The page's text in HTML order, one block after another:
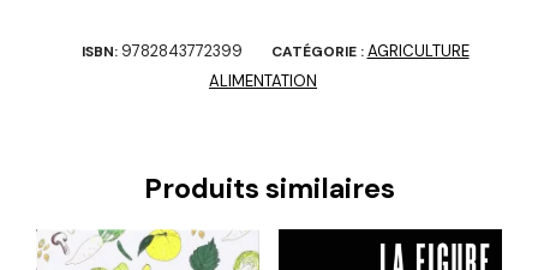
ISBN: 9782843772399 CATÉGORIE :AGRICULTURE
ALIMENTATION
Produits similaires